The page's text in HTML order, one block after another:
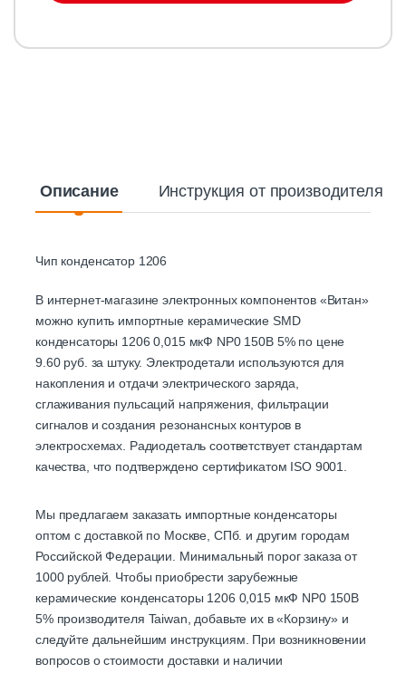
Описание Инструкция от производителя
Чип конденсатор 1206
В интернет-магазине электронных компонентов «Витан»
можно купить импортные керамические SMD
конденсаторы 1206 0,015 мкФ NP0 150В 5% по цене
9.60 руб. за штуку. Электродетали используются для
накопления и отдачи электрического заряда,
сглаживания пульсаций напряжения, фильтрации
сигналов и создания резонансных контуров в
электросхемах. Радиодеталь соответствует стандартам
качества, что подтверждено сертификатом ISO 9001.
Мы предлагаем заказать импортные конденсаторы
оптом с доставкой по Москве, СПб. и другим городам
Российской Федерации. Минимальный порог заказа от
1000 рублей. Чтобы приобрести зарубежные
керамические конденсаторы 1206 0,015 мкФ NP0 150В
5% производителя Taiwan, добавьте их в «Корзину» и
следуйте дальнейшим инструкциям. При возникновении
вопросов о стоимости доставки и наличии